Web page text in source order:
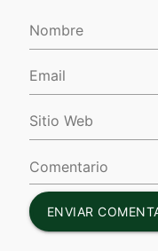
ENVIAR